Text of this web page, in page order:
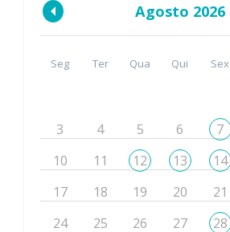
Agosto 2026
Seg Ter Qua Qui Sex
3
4 5 6 7
10
11 12 13 14
17
18 19 20 21
24
25 26 27 28